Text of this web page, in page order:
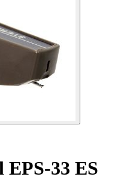
33 ES